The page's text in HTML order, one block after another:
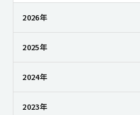
国際交流
教員養成
研究活動
2026年
2025年
2024年
2023年